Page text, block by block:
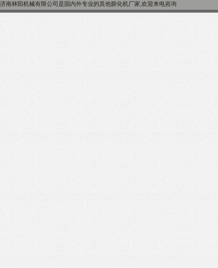
济南林阳机械有限公司是国内外专业的其他膨化机厂家,欢迎来电咨询